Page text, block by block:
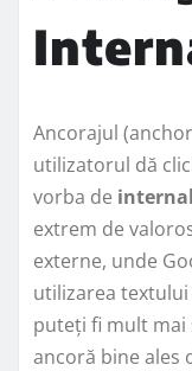
Ancorajul
utilizatorul dă
vorba de
extrem de
externe, unde
utilizarea
puteți fi mult mai
ancoră bine ales